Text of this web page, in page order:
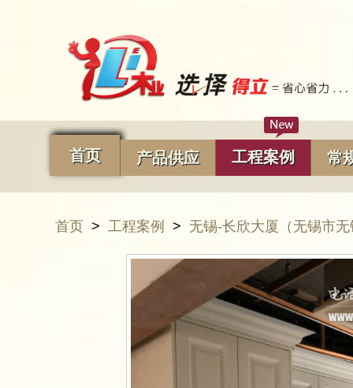
首页 产品供应 工程案例 常
首页 > 工程案例 > 无锡-长欣大厦（无锡市